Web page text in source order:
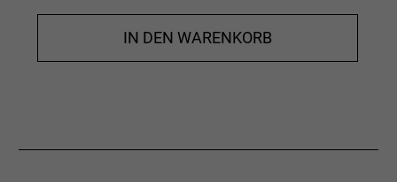
IN DEN WARENKORB